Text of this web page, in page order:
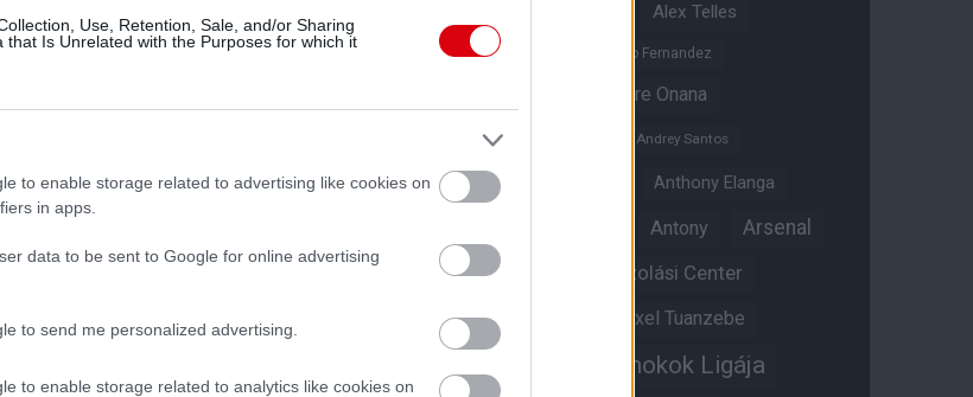
Use, Retention, Sale, and/or Sharing
that Is Unrelated with the Purposes for which it
to enable storage related to advertising like cookies on
in apps.
data to be sent to Google for online advertising
to send me personalized advertising.
to enable storage related to analytics like cookies on
Alex Telles
Altay Bayindir Alvaro Fernandez
Andre Onana
Andreas Pereira
Andrey Santos
Angol válogatott Anthony Elanga
Antony Arsenal
Aston Villa Átigazolási Center
Átigazolások Axel Tuanzebe
Bajnokok Ligája